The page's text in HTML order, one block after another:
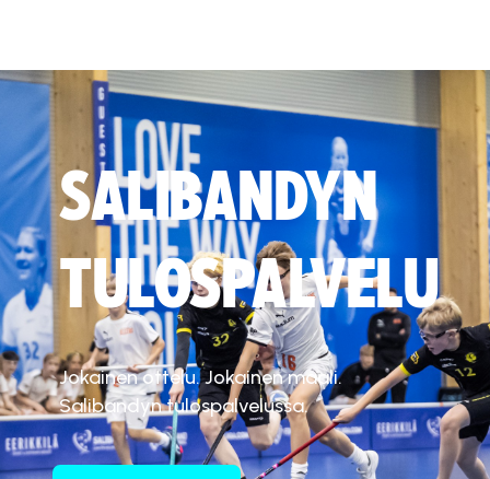
SALIBANDYN
TULOSPALVELU
Jokainen ottelu. Jokainen maali.
Salibandyn tulospalvelussa.